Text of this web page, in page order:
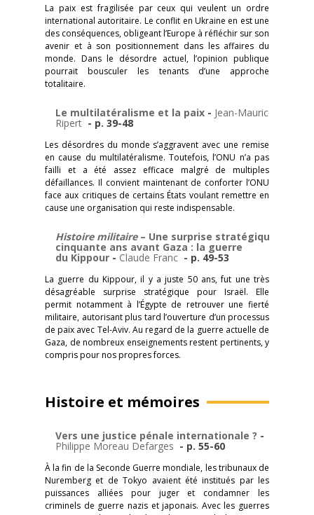
La paix est fragilisée par ceux qui veulent un ordre
international autoritaire. Le conflit en Ukraine en est une
des conséquences, obligeant l’Europe à réfléchir sur son
avenir et à son positionnement dans les affaires du
monde. Dans le désordre actuel, l’opinion publique
pourrait bousculer les tenants d’une approche
totalitaire.
Le multilatéralisme et la paix - Jean-Maurice
Ripert - p. 39-48
Les désordres du monde s’aggravent avec une remise
en cause du multilatéralisme. Toutefois, l’ONU n’a pas
failli et a été assez efficace malgré de multiples
défaillances. Il convient maintenant de conforter l’ONU
face aux critiques de certains États voulant remettre en
cause une organisation qui reste indispensable.
Histoire militaire– Une surprise stratégique
cinquante ans avant Gaza : la guerre
du Kippour - Claude Franc - p. 49-53
La guerre du Kippour, il y a juste 50 ans, fut une très
désagréable surprise stratégique pour Israël. Elle
permit notamment à l’Égypte de retrouver une fierté
militaire, autorisant plus tard l’ouverture d’un processus
de paix avec Tel-Aviv. Au regard de la guerre actuelle de
Gaza, de nombreux enseignements restent pertinents, y
compris pour nos propres forces.
Histoire et mémoires
Vers une justice pénale internationale ? -
Philippe Moreau Defarges - p. 55-60
À la fin de la Seconde Guerre mondiale, les tribunaux de
Nuremberg et de Tokyo avaient été institués par les
puissances alliées pour juger et condamner les
criminels de guerre nazis et japonais. Avec les guerres